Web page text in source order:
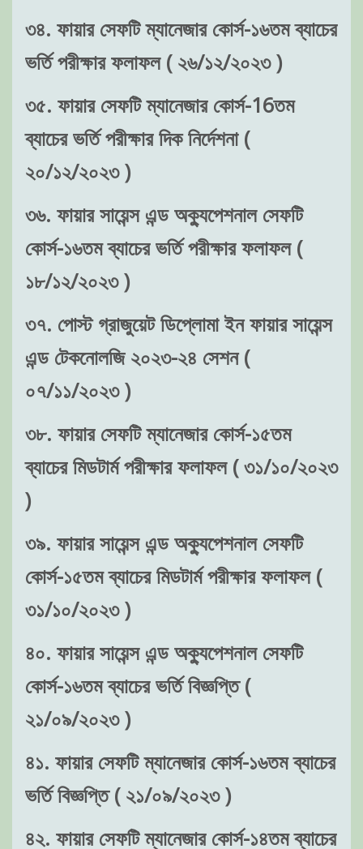
৩৪. ফায়ার সেফটি ম্যানেজার কোর্স-১৬তম ব্যাচের
ভর্তি পরীক্ষার ফলাফল ( ২৬/১২/২০২৩ )
৩৫. ফায়ার সেফটি ম্যানেজার কোর্স-16তম
ব্যাচের ভর্তি পরীক্ষার দিক নির্দেশনা (
২০/১২/২০২৩ )
৩৬. ফায়ার সায়েন্স এন্ড অক্যুপেশনাল সেফটি
কোর্স-১৬তম ব্যাচের ভর্তি পরীক্ষার ফলাফল (
১৮/১২/২০২৩ )
৩৭. পোস্ট গ্রাজুয়েট ডিপ্লোমা ইন ফায়ার সায়েন্স
এন্ড টেকনোলজি ২০২৩-২৪ সেশন (
০৭/১১/২০২৩ )
৩৮. ফায়ার সেফটি ম্যানেজার কোর্স-১৫তম
ব্যাচের মিডটার্ম পরীক্ষার ফলাফল ( ৩১/১০/২০২৩
)
৩৯. ফায়ার সায়েন্স এন্ড অক্যুপেশনাল সেফটি
কোর্স-১৫তম ব্যাচের মিডটার্ম পরীক্ষার ফলাফল (
৩১/১০/২০২৩ )
৪০. ফায়ার সায়েন্স এন্ড অক্যুপেশনাল সেফটি
কোর্স-১৬তম ব্যাচের ভর্তি বিজ্ঞপ্তি (
২১/০৯/২০২৩ )
৪১. ফায়ার সেফটি ম্যানেজার কোর্স-১৬তম ব্যাচের
ভর্তি বিজ্ঞপ্তি ( ২১/০৯/২০২৩ )
৪২. ফায়ার সেফটি ম্যানেজার কোর্স-১৪তম ব্যাচের